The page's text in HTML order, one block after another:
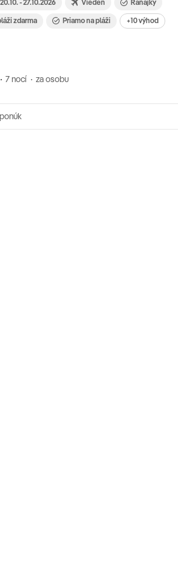
20.10. - 27.10.2026 Viedeň Raňajky
zdarma Priamo na pláži +10 výhod
7 nocí za osobu